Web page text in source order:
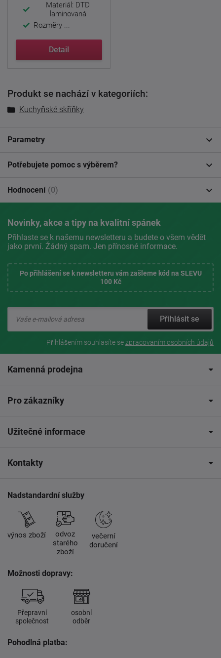
Materiál: DTD
laminovaná
Rozměry ...
Detail
Produkt se nachází v kategoriích:
Kuchyňské skříňky
Parametry
Potřebujete pomoc s výběrem?
Hodnocení (0)
Novinky, akce a tipy na kvalitní spánek
Přihlaste se k našemu newsletteru a budete o všem vědět
jako první. Žádný spam. Jen přínosné informace.
Po přihlášení se k newsletteru vám zašleme kód na SLEVU
100 Kč
Přihlásit se
Přihlášením souhlasíte sezpracovaním osobních údajů
Kamenná prodejna
Pro zákazníky
Užitečné informace
Kontakty
Nadstandardní služby
výnos zboží
odvoz
starého
zboží
večerní
doručení
Možnosti dopravy:
Přepravní
společnost
osobní
odběr
Pohodlná platba: